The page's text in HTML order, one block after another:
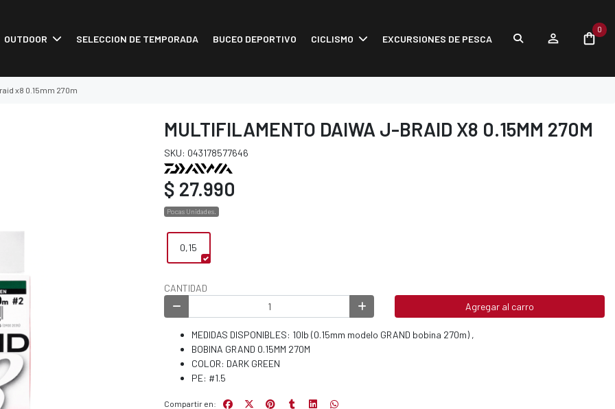
OUTDOOR SELECCION DE TEMPORADA BUCEO DEPORTIVO CICLISMO EXCURSIONES DE PESCA
0
x8 0.15mm 270m
MULTIFILAMENTO DAIWA J-BRAID X8 0.15MM 270M
SKU: 043178577646
$ 27.990
Pocas Unidades.
0,15
CANTIDAD
Agregar al carro
MEDIDAS DISPONIBLES: 10lb (0.15mm modelo GRAND bobina 270m) ,
BOBINA GRAND 0.15MM 270M
COLOR: DARK GREEN
PE: #1.5
Compartir en: